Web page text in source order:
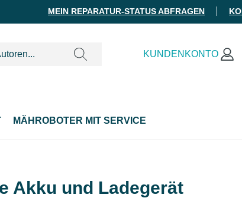
MEIN REPARATUR-STATUS ABFRAGEN
KUNDENKONTO
MÄHROBOTER MIT SERVICE
Akku und Ladegerät